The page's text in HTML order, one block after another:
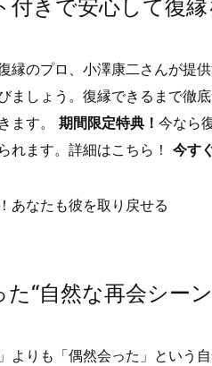
付きで安心して復
縁のプロ、小澤康二さんが提
ましょう。復縁できるまで徹
ます。 期間限定特典！ 今なら
れます。詳細はこちら！ 今す
あなたも彼を取り戻せる
た“自然な再会シー
よりも「偶然会った」という自